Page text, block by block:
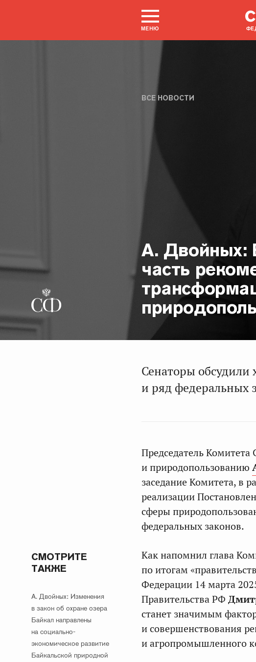
МЕНЮ
ВСЕ НОВОСТИ
А. Двойных:
часть
Сенаторы обсудили
и ряд федеральных
Председатель
и природопользованию
заседание Комитета, в
реализации
сферы
федеральных законов.
СМОТРИТЕ
ТАКЖЕ
А. Двойных: Изменения
в закон об охране озера
Байкал направлены
на социально-
экономическое развитие
Байкальской природной
Как напомнил глава
по итогам
Федерации 14 марта
Правительства РФ
станет значимым
и совершенствования
и агропромышленного